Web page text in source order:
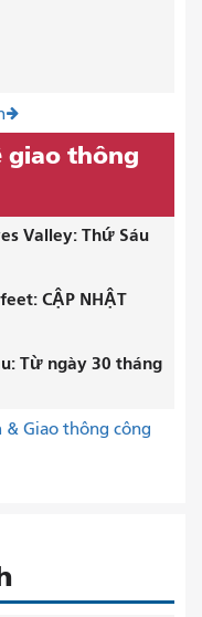
giao thông
Valley: Thứ Sáu
CẬP NHẬT
Từ ngày 30 tháng
& Giao thông công